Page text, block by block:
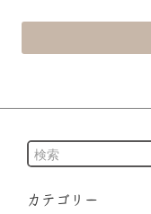
カテゴリー